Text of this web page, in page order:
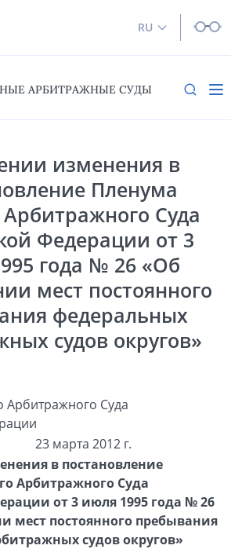
RU
АРБИТРАЖНЫЕ СУДЫ
изменения в
Пленума
Суда
Федерации от 3
года № 26 «Об
мест постоянного
федеральных
судов округов»
Суда
23 марта 2012 г.
в постановление
Арбитражного Суда
от 3 июля 1995 года № 26
мест постоянного пребывания
судов округов»